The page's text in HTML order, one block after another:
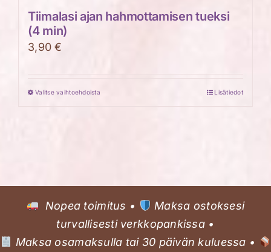
Tiimalasi ajan hahmottamisen tueksi
(4 min)
3,90€
Valitse vaihtoehdoistaTällä
Voit
tehdä
valinnat
tuotteen
Lisätiedot
Nopea toimitus •
Maksa ostoksesi
turvallisesti verkkopankissa •
Maksa osamaksulla tai 30 päivän kuluessa •